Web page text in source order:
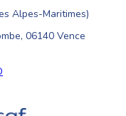
Alpes-Maritimes)
06140 Vence